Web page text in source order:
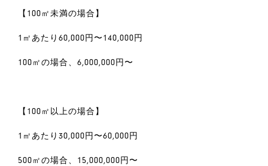
【100㎡未満の場合】
1㎡あたり60,000円〜140,000円
100㎡の場合、6,000,000円〜
【100㎡以上の場合】
1㎡あたり30,000円〜60,000円
500㎡の場合、15,000,000円〜